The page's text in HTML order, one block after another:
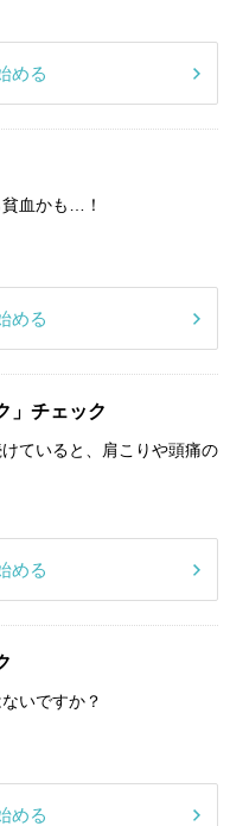
める
血かも…！
める
」チェック
ていると、肩こりや頭痛の
める
いですか？
める